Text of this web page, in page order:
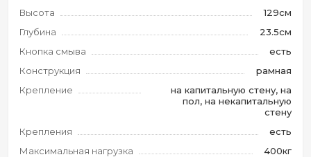
Высота
129см
Глубина
23.5см
Кнопка смыва
есть
Конструкция
рамная
Крепление
на капитальную стену, на
пол, на некапитальную
стену
Крепления
есть
Максимальная нагрузка
400кг